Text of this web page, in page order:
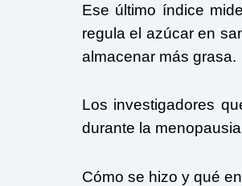
Ese último índice
regula el azúcar en
almacenar más grasa.
Los investigadores
durante la
Cómo se hizo y qué